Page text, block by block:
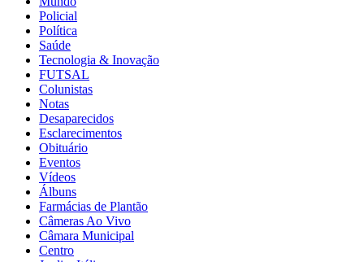
Policial
Política
Saúde
Tecnologia & Inovação
FUTSAL
Colunistas
Notas
Desaparecidos
Esclarecimentos
Obituário
Eventos
Vídeos
Álbuns
Farmácias de Plantão
Câmeras Ao Vivo
Câmara Municipal
Centro